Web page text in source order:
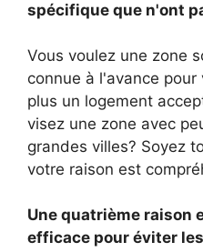
spécifique que n'ont
Vous voulez une zone
connue à l'avance
plus un logement
visez une zone avec
grandes villes? Soyez
votre raison est
Une quatrième raison
efficace pour éviter